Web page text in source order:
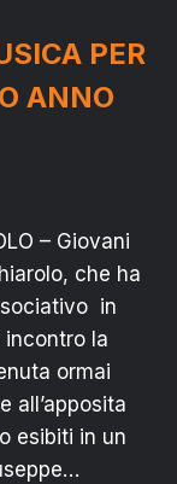
PER
ANNO
– Giovani
che ha
in
incontro la
ormai
all’apposita
esibiti in un